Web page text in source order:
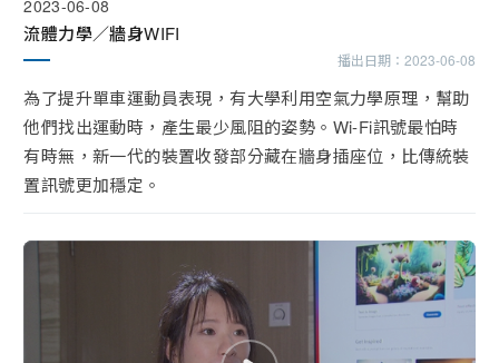
2023-06-08
流體力學／牆身WIFI
播出日期： 2023-06-08
為了提升單車運動員表現，有大學利用空氣力學原理，幫助
他們找出運動時，產生最少風阻的姿勢。Wi-Fi訊號最怕時
有時無，新一代的裝置收發部分藏在牆身插座位，比傳統裝
置訊號更加穩定。